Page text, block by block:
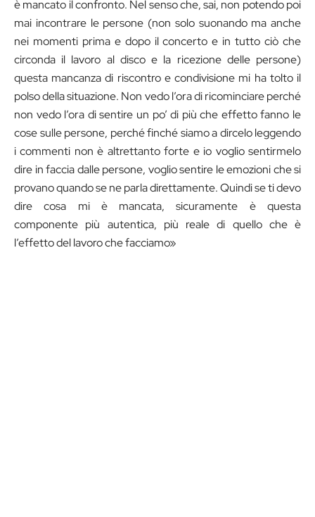
è mancato il confronto. Nel senso che, sai, non potendo poi
mai incontrare le persone (non solo suonando ma anche
nei momenti prima e dopo il concerto e in tutto ciò che
circonda il lavoro al disco e la ricezione delle persone)
questa mancanza di riscontro e condivisione mi ha tolto il
polso della situazione. Non vedo l’ora di ricominciare perché
non vedo l’ora di sentire un po’ di più che effetto fanno le
cose sulle persone, perché finché siamo a dircelo leggendo
i commenti non è altrettanto forte e io voglio sentirmelo
dire in faccia dalle persone, voglio sentire le emozioni che si
provano quando se ne parla direttamente. Quindi se ti devo
dire cosa mi è mancata, sicuramente è questa
componente più autentica, più reale di quello che è
l’effetto del lavoro che facciamo»